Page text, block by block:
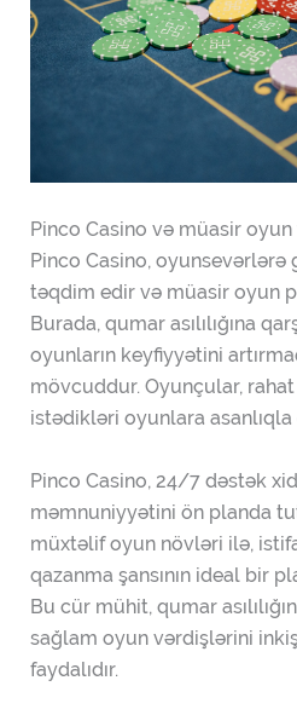
Pinco Casino və müasir
Pinco Casino, oyunsevərlərə
təqdim edir və müasir oyun
Burada, qumar asılılığına
oyunların keyfiyyətini
mövcuddur. Oyunçular,
istədikləri oyunlara
Pinco Casino, 24/7 dəstək
məmnuniyyətini ön planda
müxtəlif oyun növləri ilə,
qazanma şansının ideal bir
Bu cür mühit, qumar
sağlam oyun vərdişlərini
faydalıdır.